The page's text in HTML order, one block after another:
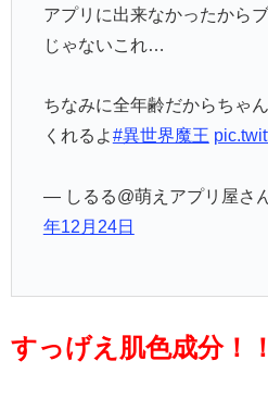
アプリに出来なかったから
じゃないこれ…
ちなみに全年齢だからちゃ
くれるよ#異世界魔王
— しるる@萌えアプリ屋さ
年12月24日
すっげえ肌色成分！！